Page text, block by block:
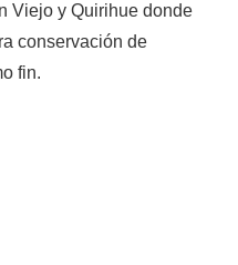
Viejo y Quirihue donde
conservación de
fin.